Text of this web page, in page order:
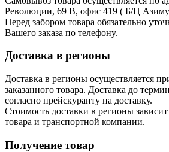
Революции, 69 В, офис 419 ( Б/Ц
Перед забором товара обязательно
Вашего заказа по телефону.
Доставка в регионы
Доставка в регионы осуществляется
заказанного товара. Доставка до
согласно прейскуранту на доставку.
Стоимость доставки в регионы
товара и транспортной компании.
Получение товар